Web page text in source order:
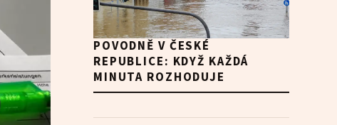
POVODNĚ V ČESKÉ
REPUBLICE: KDYŽ KAŽDÁ
MINUTA ROZHODUJE